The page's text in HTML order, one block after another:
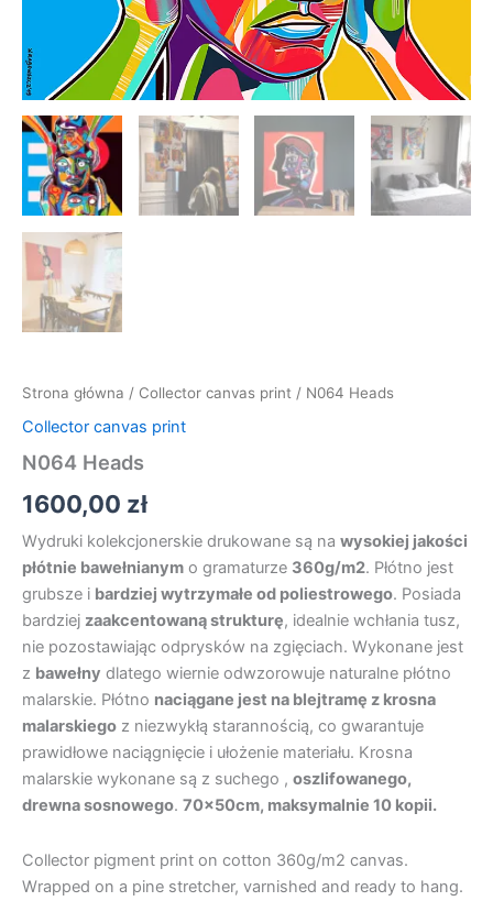
Strona główna / Collector canvas print / N064 Heads
Collector canvas print
N064 Heads
1600,00 zł
Wydruki kolekcjonerskie drukowane są na wysokiej jakości
płótnie bawełnianym o gramaturze 360g/m2. Płótno jest
grubsze i bardziej wytrzymałe od poliestrowego. Posiada
bardziej zaakcentowaną strukturę, idealnie wchłania tusz,
nie pozostawiając odprysków na zgięciach. Wykonane jest
z bawełny dlatego wiernie odwzorowuje naturalne płótno
malarskie. Płótno naciągane jest na blejtramę z krosna
malarskiego z niezwykłą starannością, co gwarantuje
prawidłowe naciągnięcie i ułożenie materiału. Krosna
malarskie wykonane są z suchego , oszlifowanego,
drewna sosnowego. 70x50cm, maksymalnie 10 kopii.
Collector pigment print on cotton 360g/m2 canvas.
Wrapped on a pine stretcher, varnished and ready to hang.